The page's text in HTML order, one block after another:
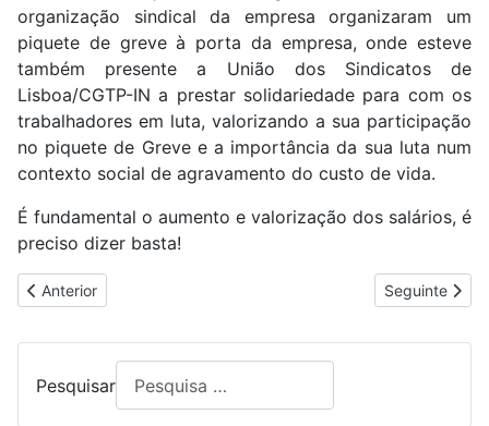
organização sindical da empresa organizaram um
piquete de greve à porta da empresa, onde esteve
também presente a União dos Sindicatos de
Lisboa/CGTP-IN a prestar solidariedade para com os
trabalhadores em luta, valorizando a sua participação
no piquete de Greve e a importância da sua luta num
contexto social de agravamento do custo de vida.
É fundamental o aumento e valorização dos salários, é
preciso dizer basta!
Artigo anterior: GREVE NA JANZ NO PRIMEIRO DIA DA SEMANA
Anterior Artigo
Seguinte
Pesquisar